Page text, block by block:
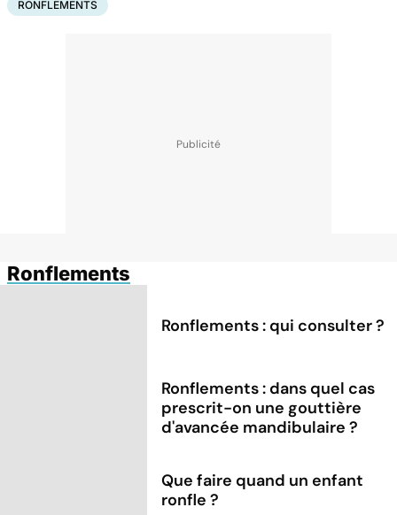
RONFLEMENTS
Ronflements
Ronflements : qui consulter ?
Ronflements : dans quel cas
prescrit-on une gouttière
d'avancée mandibulaire ?
Que faire quand un enfant
ronfle ?